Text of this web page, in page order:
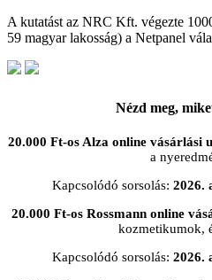
A kutatást az NRC Kft. végezte
59 magyar lakosság) a Netpanel
Nézd meg,
20.000 Ft-os Alza online vásárlási
a
Kapcsolódó sorsolás: 2026.
20.000 Ft-os Rossmann online
kozmetikumok,
Kapcsolódó sorsolás: 2026.